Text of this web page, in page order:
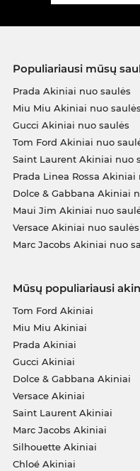
Populiariausi mūsų
Prada Akiniai nuo saulės
Miu Miu Akiniai nuo saulės
Gucci Akiniai nuo saulės
Tom Ford Akiniai nuo
Saint Laurent Akiniai nuo
Prada Linea Rossa Akiniai
Dolce & Gabbana Akiniai
Maui Jim Akiniai nuo
Versace Akiniai nuo saulės
Marc Jacobs Akiniai nuo
Mūsų populiariausi
Tom Ford Akiniai
Miu Miu Akiniai
Prada Akiniai
Gucci Akiniai
Dolce & Gabbana Akiniai
Versace Akiniai
Saint Laurent Akiniai
Marc Jacobs Akiniai
Silhouette Akiniai
Chloé Akiniai